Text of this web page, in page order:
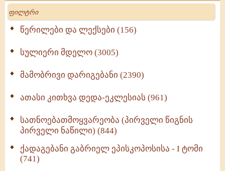
Search
წერილები და ლექსები (156)
სულიერი მდელო (3005)
მამობრივი დარიგებანი (2390)
ათასი კითხვა დედა-ეკლესიას (961)
სათნოებათმოყვარეობა (პირველი წიგნის
პირველი ნაწილი) (844)
ქადაგებანი გაბრიელ ეპისკოპოსისა - I ტომი
(741)